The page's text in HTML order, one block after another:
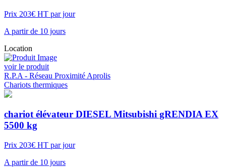
Prix 203€ HT par jour
A partir de 10 jours
Location
voir le produit
R.P.A - Réseau Proximité Aprolis
Chariots thermiques
chariot élévateur DIESEL Mitsubishi gRENDIA EX
5500 kg
Prix 203€ HT par jour
A partir de 10 jours